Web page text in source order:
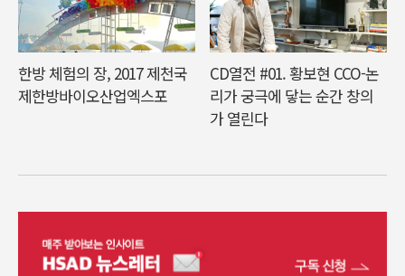
한방 체험의 장, 2017 제천국
제한방바이오산업엑스포
CD열전 #01. 황보현 CCO-논
리가 궁극에 닿는 순간 창의
가 열린다